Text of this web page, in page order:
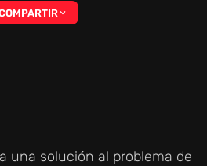
una solución al problema de